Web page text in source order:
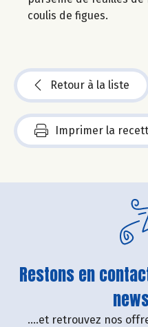
coulis de figues.
Retour à la liste
Imprimer la
Restons en
....et retrouvez nos